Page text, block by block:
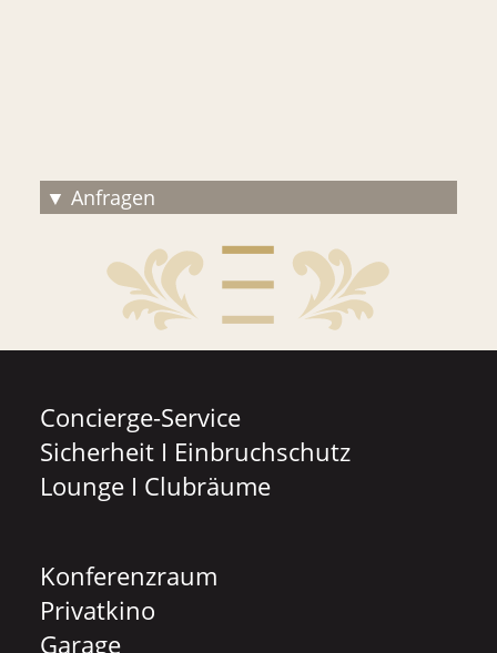
Anfragen
Concierge-Service
Sicherheit I Einbruchschutz
Lounge I Clubräume
Konferenzraum
Privatkino
Garage